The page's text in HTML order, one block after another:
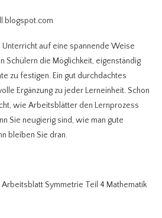
auf eine spannende Weise
Schülern die Möglichkeit, eigenständig
zu festigen. Ein gut durchdachtes
Ergänzung zu jeder Lerneinheit. Schon
wie Arbeitsblätter den Lernprozess
Sie neugierig sind, wie man gute
bleiben Sie dran.